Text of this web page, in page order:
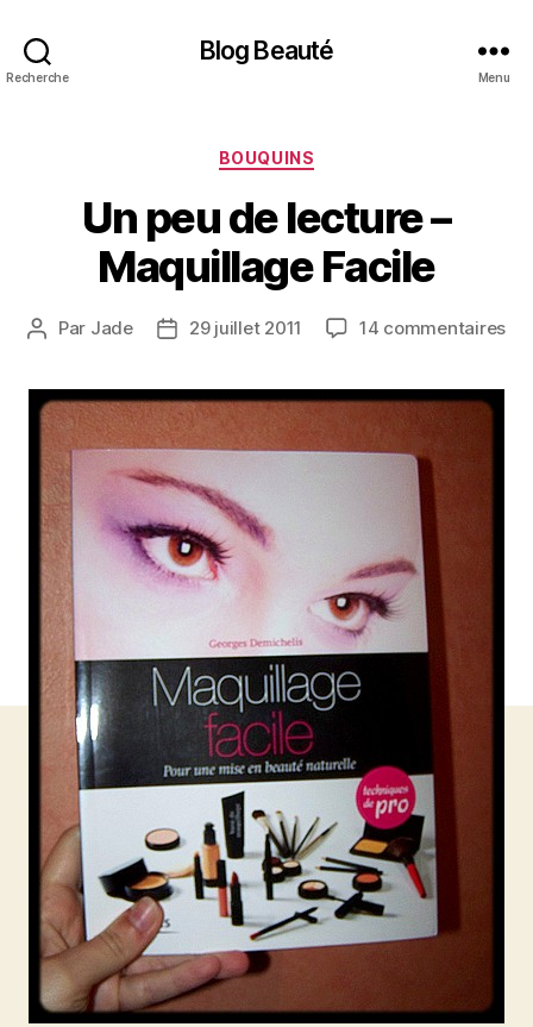
Recherche
Blog Beauté
Menu
Catégories
BOUQUINS
Un peu de lecture –
Maquillage Facile
Auteur
Par Jade
Date29 juillet 2011 14 commentairessur